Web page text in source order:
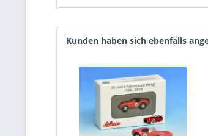
Kunden haben sich ebenfalls